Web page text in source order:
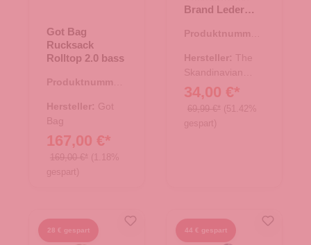
Got Bag
Rucksack
Rolltop 2.0 bass
Produktnummer:
Hersteller: Got
Bag
167,00 €*
169,00 €* (1.18%
gespart)
Brand Leder
Hunter - Cognac
Produktnummer:
Hersteller: The
Skandinavian
Brand
34,00 €*
69,99 €* (51.42%
gespart)
28 € gespart 44 € gespart